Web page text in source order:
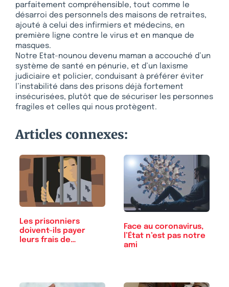
parfaitement compréhensible, tout comme le
désarroi des personnels des maisons de retraites,
ajouté à celui des infirmiers et médecins, en
première ligne contre le virus et en manque de
masques.
Notre Etat-nounou devenu maman a accouché d’un
système de santé en pénurie, et d’un laxisme
judiciaire et policier, conduisant à préférer éviter
l’instabilité dans des prisons déjà fortement
insécurisées, plutôt que de sécuriser les personnes
fragiles et celles qui nous protègent.
Articles connexes:
Les prisonniers
doivent-ils payer
leurs frais de
Face au coronavirus,
l’État n’est pas notre
ami